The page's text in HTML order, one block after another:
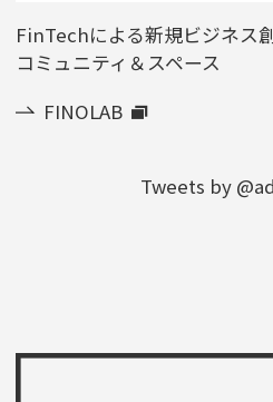
FinTechによる新規ビジネス
コミュニティ＆スペース
FINOLAB
Tweets by